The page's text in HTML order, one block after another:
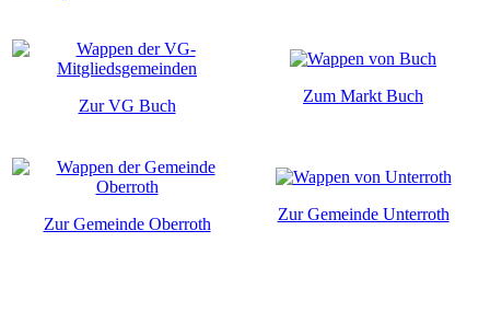
Zur VG Buch
Zum Markt Buch
Zur Gemeinde Oberroth
Zur Gemeinde Unterroth